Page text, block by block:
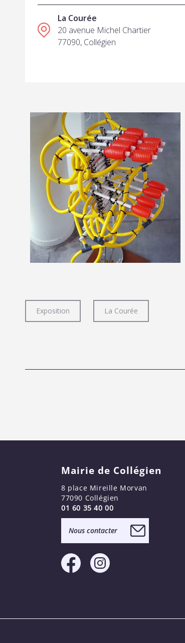
La Courée
20 avenue Michel Chartier
77090, Collégien
Exposition La Courée
Mairie de Collégien
8 place Mireille Morvan
77090 Collégien
01 60 35 40 00
Nous contacter